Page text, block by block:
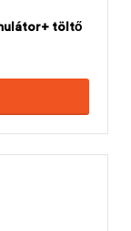
töltő